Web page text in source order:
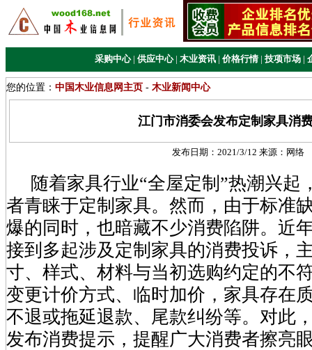
采购中心 | 供应中心 | 木业资讯 | 价格行情 | 技项市场 |
您的位置： 中国木业信息网主页 - 木业新闻中心
江门市消委会发布定制家具消
发布日期：2021/3/12 来源： 网络
随着家具行业“全屋定制”热潮兴起
者青睐于定制家具。然而，由于标准
爆的同时，也暗藏不少消费陷阱。近
接到多起涉及定制家具的消费投诉，
寸、样式、材料与当初选购约定的不
变更计价方式、临时加价，家具存在
不退或拖延退款、尾款纠纷等。对此
发布消费提示，提醒广大消费者擦亮